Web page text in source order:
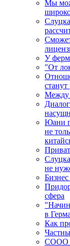
Мы
У
"От
Между
Юани
не
не
сфера
в
Как
СООО